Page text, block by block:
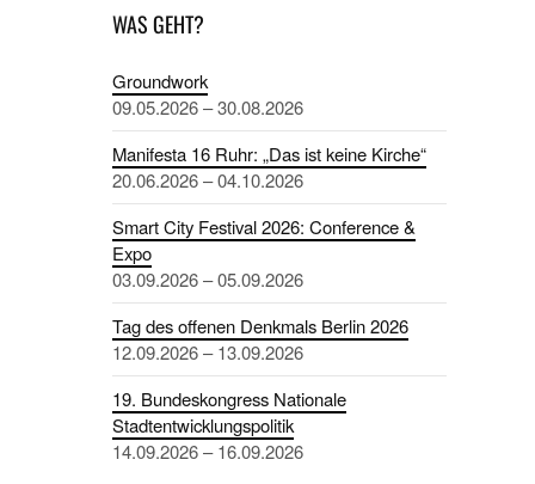
WAS GEHT?
Groundwork
09.05.2026 – 30.08.2026
Manifesta 16 Ruhr: „Das ist keine Kirche“
20.06.2026 – 04.10.2026
Smart City Festival 2026: Conference &
Expo
03.09.2026 – 05.09.2026
Tag des offenen Denkmals Berlin 2026
12.09.2026 – 13.09.2026
19. Bundeskongress Nationale
Stadtentwicklungspolitik
14.09.2026 – 16.09.2026